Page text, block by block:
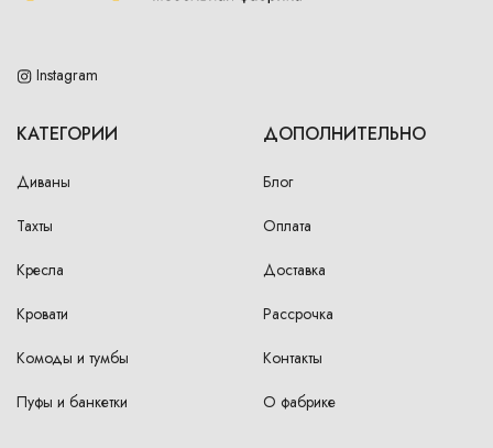
Instagram
КАТЕГОРИИ
Диваны
Тахты
Кресла
Кровати
Комоды и тумбы
Пуфы и банкетки
ДОПОЛНИТЕЛЬНО
Блог
Оплата
Доставка
Рассрочка
Контакты
О фабрике